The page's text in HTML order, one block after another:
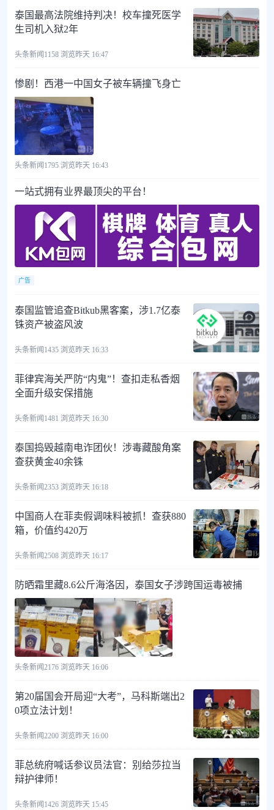
泰国最高法院维持判决！校车撞死医学
生司机入狱2年
头条新闻 1158 浏览昨天 16:47
惨剧！西港一中国女子被车辆撞飞身亡
头条新闻 1795 浏览昨天 16:43
一站式拥有业界最顶尖的平台！
广告
泰国监管追查Bitkub黑客案，涉1.7亿泰
铢资产被盗风波
头条新闻 1435 浏览昨天 16:33
菲律宾海关严防“内鬼”！查扣走私香烟
全面升级安保措施
头条新闻 1481 浏览昨天 16:30
泰国捣毁越南电诈团伙！涉毒藏酸角案
查获黄金40余铢
头条新闻2353 浏览昨天 16:18
中国商人在菲卖假调味料被抓！查获880
箱，价值约420万
头条新闻2508 浏览昨天 16:17
防晒霜里藏8.6公斤海洛因，泰国女子涉跨国运毒被捕
头条新闻2176 浏览昨天 16:06
第20届国会开局迎“大考”，马科斯端出2
0项立法计划！
头条新闻2200 浏览昨天 16:00
菲总统府喊话参议员法官：别给莎拉当
辩护律师！
头条新闻 1426 浏览昨天 15:45